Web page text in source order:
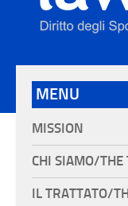
MENU
MISSION
CHI SIAMO/THE
IL TRATTATO/